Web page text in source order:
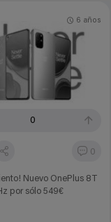
0
0
Nuevo OnePlus 8T
por sólo 549€
6 años